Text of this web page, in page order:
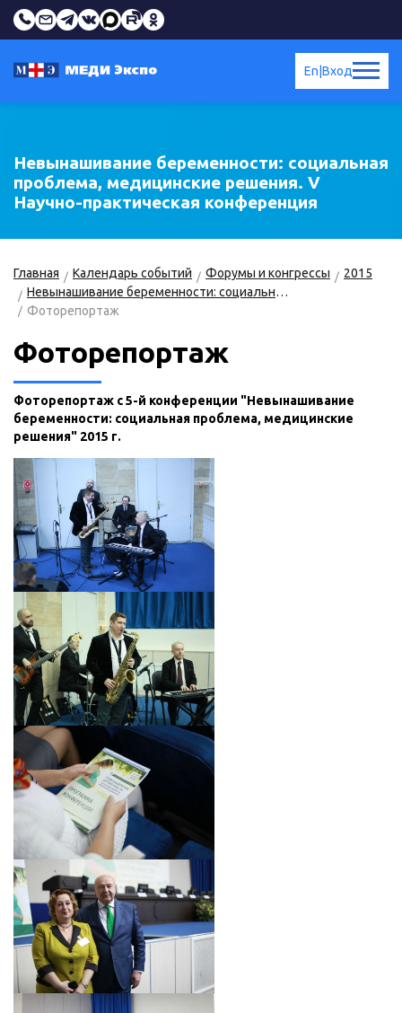
Вход
En
Невынашивание беременности: социальная
проблема, медицинские решения. V
Научно-практическая конференция
Главная Календарь событий Форумы и конгрессы
2015
Невынашивание беременности: социальная проблема, медицинские решения
Фоторепортаж
Фоторепортаж
Фоторепортаж с 5-й конференции "Невынашивание
беременности: социальная проблема, медицинские
решения" 2015 г.